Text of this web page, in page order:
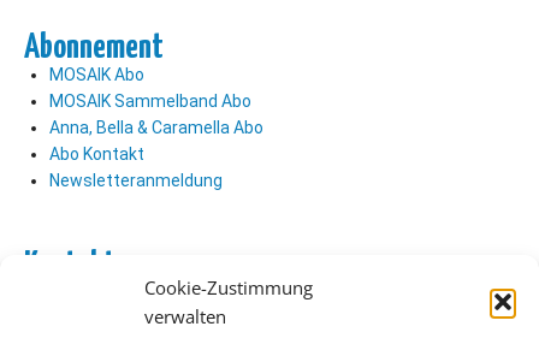
Cookie-Zustimmung
verwalten
Abonnement
MOSAIK Abo
MOSAIK Sammelband Abo
Anna, Bella & Caramella Abo
Abo Kontakt
Newsletteranmeldung
Kontakt
Verlag Kontakt